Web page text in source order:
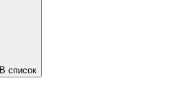
В список